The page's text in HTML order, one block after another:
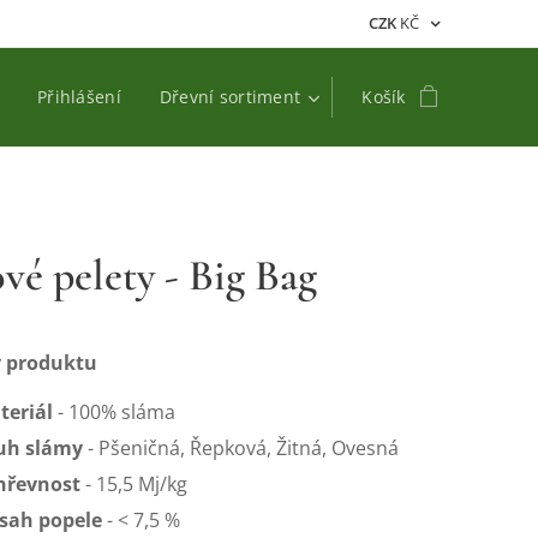
CZK KČ
Přihlášení Dřevní sortiment Košík
pelety - Big Bag
produktu
- 100% sláma
slámy- Pšeničná, Řepková, Žitná, Ovesná
- 15,5 Mj/kg
popele- < 7,5 %